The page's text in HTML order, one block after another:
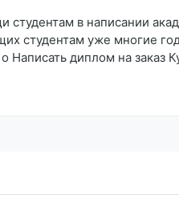
в написании
студентам уже многие
диплом на заказ